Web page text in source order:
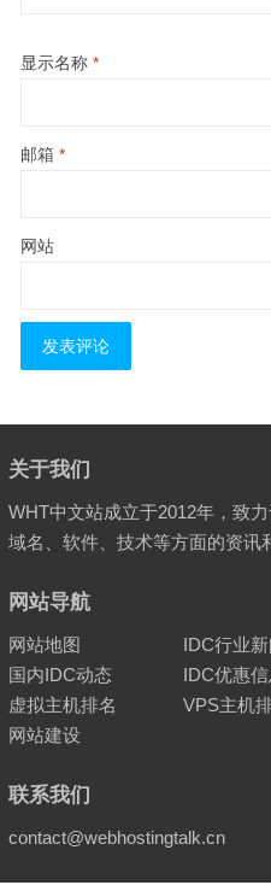
显示名称 *
邮箱 *
网站
关于我们
WHT中文站成立于2012年，致
域名、软件、技术等方面的资讯
网站导航
网站地图 IDC行业
国内IDC动态
IDC优惠信
虚拟主机排名
VPS主机
网站建设
联系我们
contact@webhostingtalk.cn